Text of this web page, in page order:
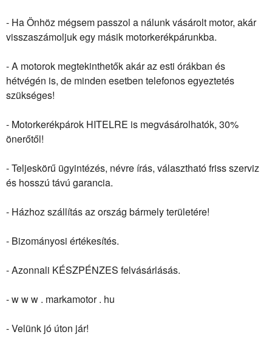
- Ha Önhöz mégsem passzol a nálunk vásárolt motor, akár
visszaszámoljuk egy másik motorkerékpárunkba.
- A motorok megtekinthetők akár az esti órákban és
hétvégén is, de minden esetben telefonos egyeztetés
szükséges!
- Motorkerékpárok HITELRE is megvásárolhatók, 30%
önerőtől!
- Teljeskörű ügyintézés, névre írás, választható friss szerviz
és hosszú távú garancia.
- Házhoz szállítás az ország bármely területére!
- Bizományosi értékesítés.
- Azonnali KÉSZPÉNZES felvásárlásás.
- w w w . markamotor . hu
- Velünk jó úton jár!